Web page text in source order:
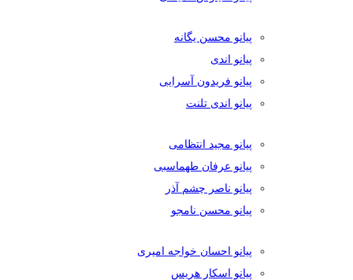
پیانو محسن یگانه
پیانو اندی
پیانو فریدون آسرایی
پیانو اندی تلنت
پیانو مجید انتظامی
پیانو عرفان طهماسبی
پیانو ناصر چشم آذر
پیانو محسن نامجو
پیانو احسان خواجه امیری
پیانو اسکار هریس